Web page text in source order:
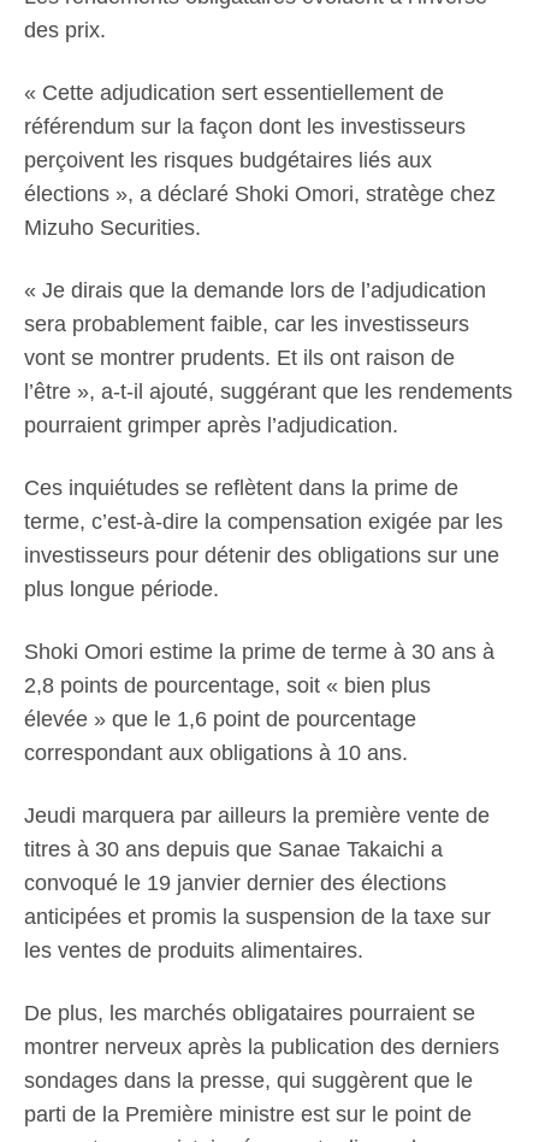
des prix.
« Cette adjudication sert essentiellement de
référendum sur la façon dont les investisseurs
perçoivent les risques budgétaires liés aux
élections », a déclaré Shoki Omori, stratège chez
Mizuho Securities.
« Je dirais que la demande lors de l’adjudication
sera probablement faible, car les investisseurs
vont se montrer prudents. Et ils ont raison de
l’être », a-t-il ajouté, suggérant que les rendements
pourraient grimper après l’adjudication.
Ces inquiétudes se reflètent dans la prime de
terme, c’est-à-dire la compensation exigée par les
investisseurs pour détenir des obligations sur une
plus longue période.
Shoki Omori estime la prime de terme à 30 ans à
2,8 points de pourcentage, soit « bien plus
élevée » que le 1,6 point de pourcentage
correspondant aux obligations à 10 ans.
Jeudi marquera par ailleurs la première vente de
titres à 30 ans depuis que Sanae Takaichi a
convoqué le 19 janvier dernier des élections
anticipées et promis la suspension de la taxe sur
les ventes de produits alimentaires.
De plus, les marchés obligataires pourraient se
montrer nerveux après la publication des derniers
sondages dans la presse, qui suggèrent que le
parti de la Première ministre est sur le point de